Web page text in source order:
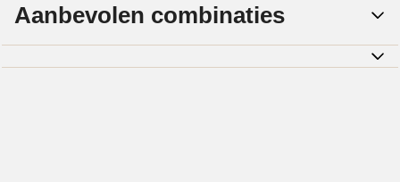
Aanbevolen combinaties